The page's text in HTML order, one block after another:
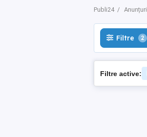
Publi24 Anunțuri
Filtre 2
Filtre active: